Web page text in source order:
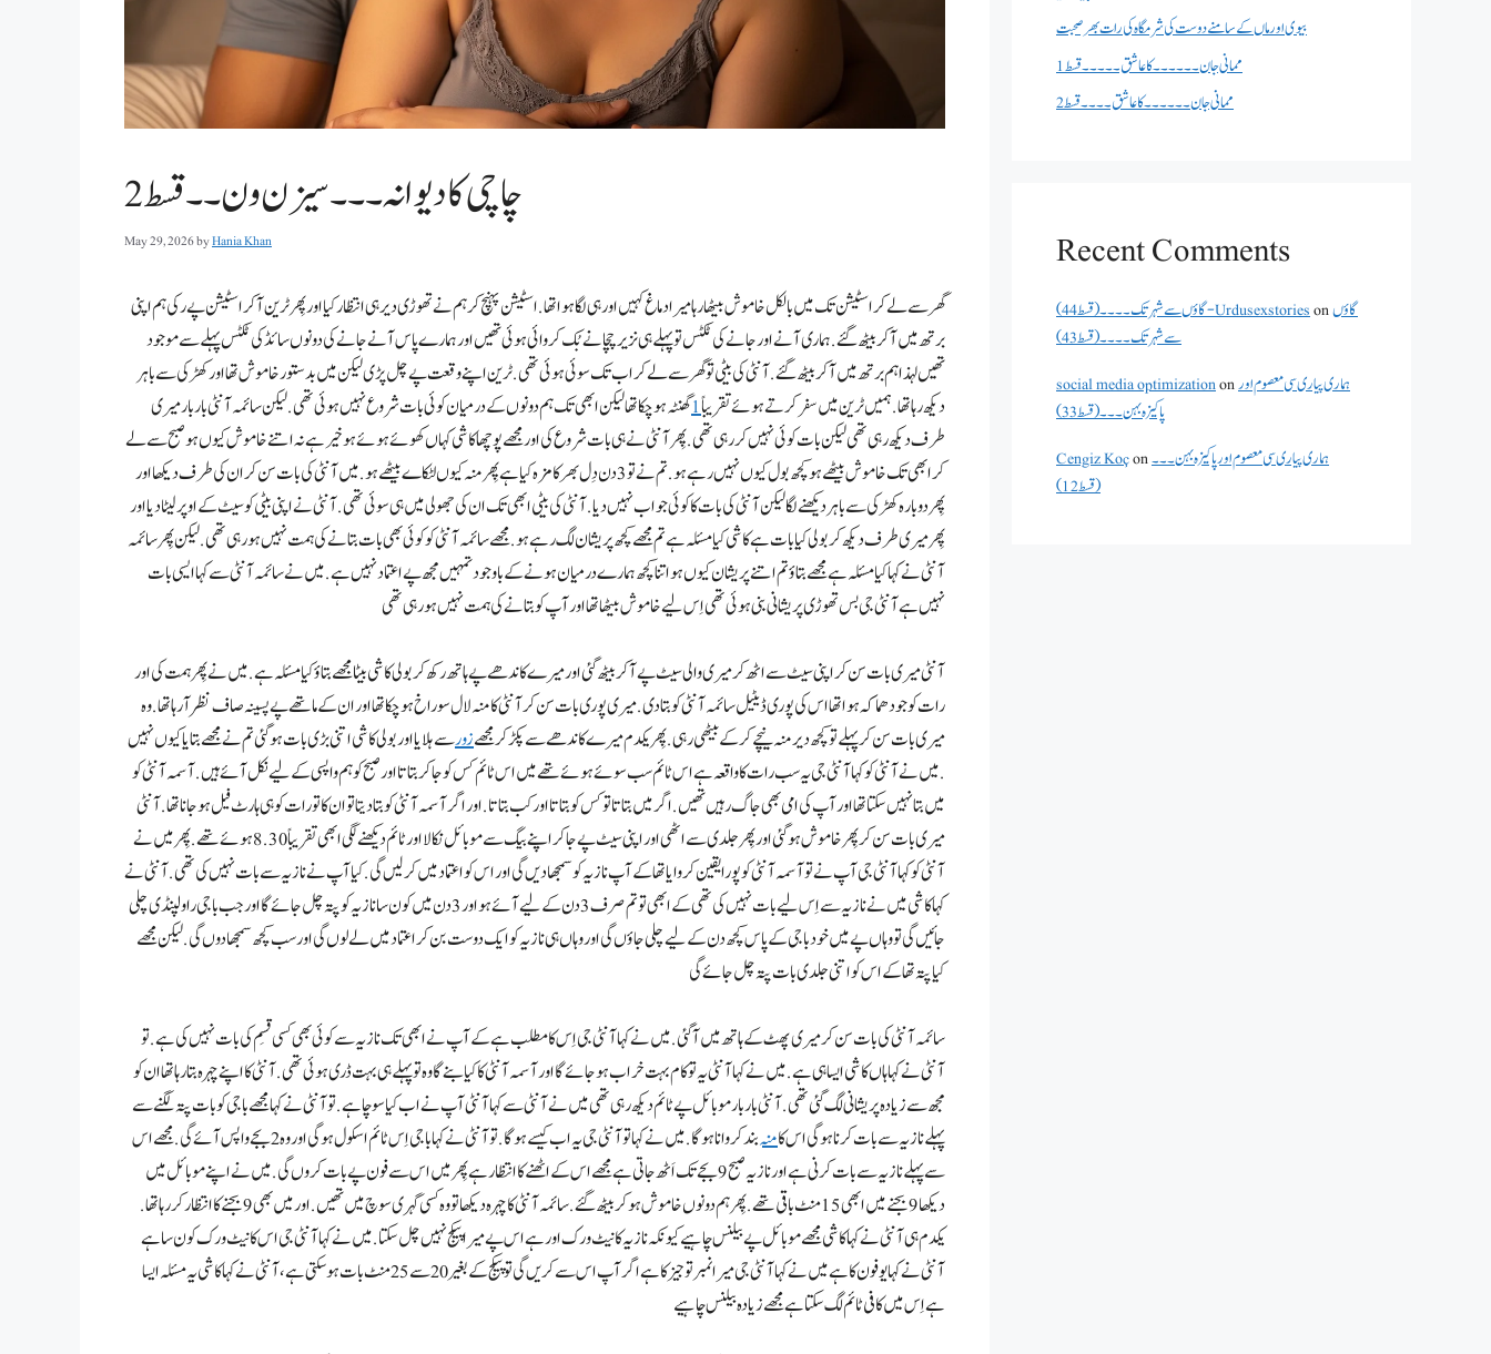
چاچی کا دیوانہ ۔۔۔سیزن ون ۔۔قسط 2
May 29, 2026byHania Khan
گھر سے لے کر اسٹیشن تک میں بالکل خاموش بیٹھا رہا میرا دماغ کہیں اور ہی لگا ہوا تھا . اسٹیشن پہنچ کر ہم نے تھوڑی دیر ہی انتظار کیا اور پِھر ٹرین آ کر اسٹیشن پے رکی ہم اپنی
برتھ میں آ کر بیٹھ گئے . ہماری آنے اور جانے کی ٹکٹس تو پہلے ہی نزیر چچا نے بُک کروائی ہوئی تھیں اور ہمارے پاس آنے جانے کی دونوں سائڈ کی ٹکٹس پہلے سے موجود
تھیں لہذا ہم برتھ میں آ کر بیٹھ گئے . آنٹی کی بیٹی تو گھر سے لے کر اب تک سوئی ہوئی تھی . ٹرین اپنے وقعت پے چل پڑی لیکن میں بدستور خاموش تھا اور کھڑکی سے باہر
دیکھ رہا تھا . ہمیں ٹرین میں سفر کرتے ہوئے تقریباً1گھنٹہ ہو چکا تھا لیکن ابھی تک ہم دونوں کے درمیان کوئی بات شروع نہیں ہوئی تھی . لیکن سائمہ آنٹی بار بار میری
طرف دیکھ رہی تھی لیکن بات کوئی نہیں کر رہی تھی . پِھر آنٹی نے ہی بات شروع کی اور مجھے پوچھا کا شی کہاں کھوئے ہوئے ہو خیر ہے نہ اتنے خاموش کیوں ہو صبح سے لے
کر ابھی تک خاموش بیٹھے ہو کچھ بول کیوں نہیں رہے ہو . تم نے تو 3 دن دِل بھر کا مزہ کیا ہے پِھر منہ کیوں لٹکا ے بیٹھے ہو . میں آنٹی کی بات سن کر ان کی طرف دیکھا اور
پِھر دوبارہ کھڑکی سے باہر دیکھنے لگا لیکن آنٹی کی بات کا کوئی جواب نہیں دیا . آنٹی کی بیٹی ابھی تک ان کی جھولی میں ہی سوئی تھی . آنٹی نے اپنی بیٹی کو سیٹ کے اوپر لیٹا دیا اور
پِھر میری طرف دیکھ کر بولی کیا بات ہے کا شی کیا مسئلہ ہے تم مجھے کچھ پریشان لگ رہے ہو . مجھے سائمہ آنٹی کو کوئی بھی بات بتانے کی ہمت نہیں ہو رہی تھی . لیکن پِھر سائمہ
آنٹی نے کہا کیا مسئلہ ہے مجھے بتاؤ تم اتنے پریشان کیوں ہو اتنا کچھ ہمارے درمیان ہونے کے باوجود تمہیں مجھ پے اعتماد نہیں ہے. میں نے سائمہ آنٹی سے کہا ایسی بات
نہیں ہے آنٹی جی بس تھوڑی پریشانی بنی ہوئی تھی اِس لیے خاموش بیٹھا تھا اور آپ کو بتانے کی ہمت نہیں ہو رہی تھی
آنٹی میری بات سن کر اپنی سیٹ سے اٹھ کر میری والی سیٹ پے آ کر بیٹھ گئی اور میرے کاندھے پے ہاتھ رکھ کر بولی کا شی بیٹا مجھے بتاؤ کیا مسئلہ ہے . میں نے پِھر ہمت کی اور
رات کو جو دھماکہ ہوا تھا اس کی پوری ڈیٹیل سائمہ آنٹی کو بتا دی . میری پوری بات سن کر آنٹی کا منہ لال سوراخ ہو چکا تھا اور ان کے ماتھے پے پسینہ صاف نظر آ رہا تھا . وہ
میری بات سن کر پہلے تو کچھ دیر منہ نیچے کر کے بیٹھی رہی . پِھر یکدم میرے کاندھے سے پکڑ کر مجھےزورسے ہلایا اور بولی کا شی اتنی بڑی بات ہو گئی تم نے مجھے بتایا کیوں نہیں
. میں نے آنٹی کو کہا آنٹی جی یہ سب رات کا واقعہ ہے اس ٹائم سب سوئے ہوئے تھے میں اس ٹائم کس کو جا کر بتاتا اور صبح کو ہم واپسی کے لیے نکل آئے ہیں . آسمہ آنٹی کو
میں بتا نہیں سکتا تھا اور آپ کی ا می بھی جاگ رہیں تھیں . اگر میں بتاتا تو کس کو بتاتا اور کب بتاتا . اور اگر آسمہ آنٹی کو بتا دیتا تو ان کا تو رات کو ہی ہارٹ فیل ہو جانا تھا . آنٹی
میری بات سن کر پِھر خاموش ہو گئی اور پِھر جلدی سے اٹھی اور اپنی سیٹ پے جا کر اپنے بیگ سے موبائل نکالا اور ٹائم دیکھنے لگی ابھی تقریباً8.30ہوئے تھے. پِھر میں نے
آنٹی کو کہا آنٹی جی آپ نے تو آسمہ آنٹی کو پورا یقین کروایا تھا کے آپ نازیہ کو سمجھا دیں گی اور اس کو اعتماد میں کر لیں گی . کیا آپ نے نازیہ سے بات نہیں کی تھی . آنٹی نے
کہا کا شی میں نے نازیہ سے اِس لیے بات نہیں کی تھی کے ابھی تو تم صرف 3 دن کے لیے آئے ہو اور 3 دن میں کون سا نازیہ کو پتہ چل جائے گا اور جب باجی راولپنڈی چلی
جائیں گی تو وہاں پے میں خود باجی کے پاس کچھ دن کے لیے چلی جاؤں گی اور وہاں ہی نازیہ کو ایک دوست بن کر اعتماد میں لے لوں گی اور سب کچھ سمجھا دوں گی . لیکن مجھے
کیا پتہ تھا کے اس کو اتنی جلدی بات پتہ چل جائے گی
سائمہ آنٹی کی بات سن کر میری پھٹ کے ہاتھ میں آ گئی . میں نے کہا آنٹی جی اِس کا مطلب ہے کے آپ نے ابھی تک نازیہ سے کوئی بھی کسی قسِم کی بات نہیں کی ہے . تو
آنٹی نے کہا ہاں کا شی ایسا ہی ہے . میں نے کہا آنٹی یہ تو کام بہت خراب ہو جائے گا اور آسمہ آنٹی کا کیا بنے گا وہ تو پہلے ہی بہت ڈری ہوئی تھی . آنٹی کا اپنے چہرہ بتا رہا تھا ان کو
مجھ سے زیادہ پریشانی لگ گئی تھی. آنٹی بار بار موبائل پے ٹائم دیکھ رہی تھی میں نے آنٹی سے کہا آنٹی آپ نے اب کیا سوچا ہے . تو آنٹی نے کہا مجھے باجی کو بات پتہ لگنے سے
پہلے نازیہ سے بات کرنا ہو گی اس کامنہ
بند کروانا ہو گا . میں نے کہا تو آنٹی جی یہ اب کیسے ہو گا . تو آنٹی نے کہا باجی اِس ٹائم اسکول ہو گی اور وہ 2 بجے واپس آئے گی . مجھے اس
سے پہلے نازیہ سے بات کرنی ہے اور نازیہ صبح 9 بجے تک اَٹھ جاتی ہے مجھے اس کے اٹھنے کا انتظار ہے پِھر میں اس سے فون پے بات کروں گی . میں نے اپنے موبائل میں
دیکھا 9 بجنے میں ابھی 15 منٹ باقی تھے . پِھر ہم دونوں خاموش ہو کر بیٹھ گئے . سائمہ آنٹی کا چہرہ دیکھا تو وہ کسی گہری سوچ میں تھیں . اور میں بھی 9 بجنے کا انتظار کر رہا تھا .
یکدم ہی آنٹی نے کہا کا شی مجھے موبائل پے بیلنس چاہیے کیونکہ نازیہ کا نیٹ ورک اور ہے اس پے میرا پیکج نہیں چل سکتا . میں نے کہا آنٹی جی اس کا نیٹ ورک کون سا ہے
آنٹی نے کہا یو فون کا ہے میں نے کہا آنٹی جی میرا نمبر تو جیز کا ہے اگر آپ اس سے کریں گی تو پیکج کے بغیر 20 سے 25 منٹ بات ہو سکتی ہے ، آنٹی نے کہا کا شی یہ مسئلہ ایسا
ہے اِس میں کافی ٹائم لگ سکتا ہے مجھے زیادہ بیلنس چاہیے
بیوی اور ماں کے سامنے دوست کی شرمگاہ کی رات بھر صحبت
ممانی جان ۔۔۔۔۔۔کا عاشق ۔۔۔۔۔قسط 1
ممانی جان ۔۔۔۔۔۔کا عاشق ۔۔۔۔قسط 2
Recent Comments
گاؤں سے شہر تک۔۔۔۔(قسط 44) - Urdusexstoriesonگاؤں
سے شہر تک۔۔۔۔(قسط 43)
social media optimizationonہماری پیاری سی معصوم اور
پاکیزہ بہن۔۔۔(قسط33)
Cengiz Koçonہماری پیاری سی معصوم اور پاکیزہ بہن۔۔۔
(قسط12)